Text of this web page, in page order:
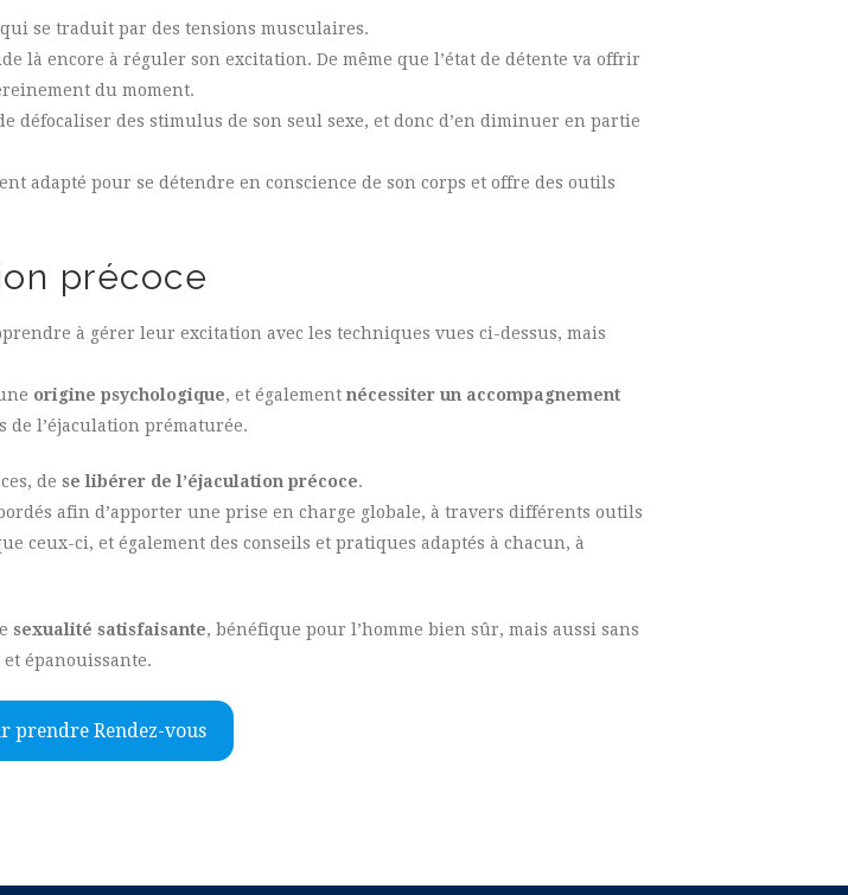
se traduit par des tensions musculaires.
là encore à réguler son excitation. De même que l’état de détente va offrir
du moment.
défocaliser des stimulus de son seul sexe, et donc d’en diminuer en partie
adapté pour se détendre en conscience de son corps et offre des outils
précoce
à gérer leur excitation avec les techniques vues ci-dessus, mais
origine psychologique, et également nécessiter un accompagnement
l’éjaculation prématurée.
de se libérer de l’éjaculation précoce.
afin d’apporter une prise en charge globale, à travers différents outils
ceux-ci, et également des conseils et pratiques adaptés à chacun, à
sexualité satisfaisante, bénéfique pour l’homme bien sûr, mais aussi sans
épanouissante.
prendre Rendez-vous